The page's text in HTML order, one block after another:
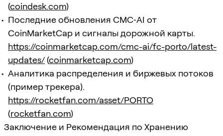
(coindesk.com)
Последние обновления CMC‑AI от
CoinMarketCap и сигналы дорожной карты.
https://coinmarketcap.com/cmc-ai/fc-porto/latest-
updates/(coinmarketcap.com)
Аналитика распределения и биржевых потоков
(пример трекера).
https://rocketfan.com/asset/PORTO
(rocketfan.com)
Заключение и Рекомендация по Хранению